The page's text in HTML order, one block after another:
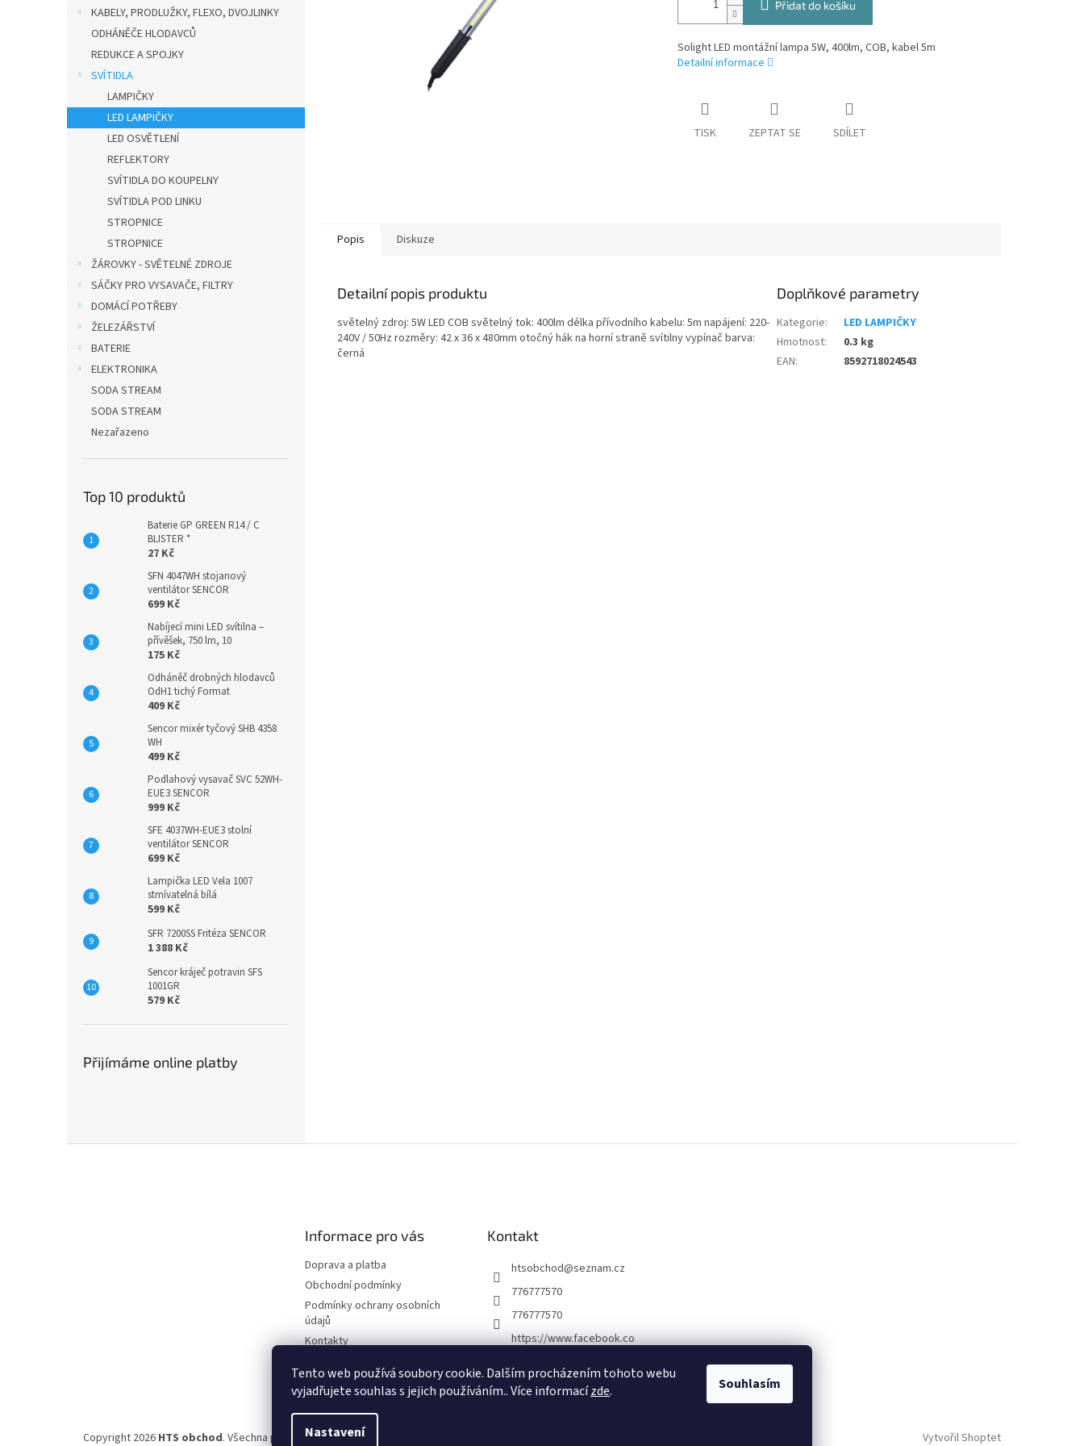
Tento web používá soubory cookie. Dalším procházením tohoto webu
vyjadřujete souhlas s jejich používáním.. Více informacízde.
Nastavení
Souhlasím
KABELY, PRODLUŽKY, FLEXO, DVOJLINKY
ODHÁNĚČE HLODAVCŮ
REDUKCE A SPOJKY
SVÍTIDLA
LAMPIČKY
LED LAMPIČKY
LED OSVĚTLENÍ
REFLEKTORY
SVÍTIDLA DO KOUPELNY
SVÍTIDLA POD LINKU
STROPNICE
STROPNICE
ŽÁROVKY - SVĚTELNÉ ZDROJE
SÁČKY PRO VYSAVAČE, FILTRY
DOMÁCÍ POTŘEBY
ŽELEZÁŘSTVÍ
BATERIE
ELEKTRONIKA
SODA STREAM
SODA STREAM
Nezařazeno
Top 10 produktů
Baterie GP GREEN R14 / C
BLISTER *
27 Kč
SFN 4047WH stojanový
ventilátor SENCOR
699 Kč
Nabíjecí mini LED svítilna –
přívěšek, 750 lm, 10
175 Kč
Odháněč drobných hlodavců
OdH1 tichý Format
409 Kč
Sencor mixér tyčový SHB 4358
WH
499 Kč
Podlahový vysavač SVC 52WH-
EUE3 SENCOR
999 Kč
SFE 4037WH-EUE3 stolní
ventilátor SENCOR
699 Kč
Lampička LED Vela 1007
stmívatelná bílá
599 Kč
SFR 7200SS Fritéza SENCOR
1 388 Kč
Sencor kráječ potravin SFS
1001GR
579 Kč
Přijímáme online platby
Přidat do košíku
Solight LED montážní lampa 5W, 400lm, COB, kabel 5m
Detailní informace
TISK ZEPTAT SE SDÍLET
Popis Diskuze
Detailní popis produktu
světelný zdroj: 5W LED COB světelný tok: 400lm délka přívodního kabelu: 5m napájení: 220-
240V / 50Hz rozměry: 42 x 36 x 480mm otočný hák na horní straně svítilny vypínač barva:
černá
Doplňkové parametry
Kategorie:
LED LAMPIČKY
Hmotnost:
0.3 kg
EAN: 8592718024543
Informace pro vás
Doprava a platba
Obchodní podmínky
Podmínky ochrany osobních
údajů
Kontakty
Kontakt
htsobchod@seznam.cz
776777570
776777570
https://www.facebook.co
ck%C3%A1-22921462467
7338
Vytvořil Shoptet
Copyright 2026 HTS obchod. Všechna práva vyhrazena.